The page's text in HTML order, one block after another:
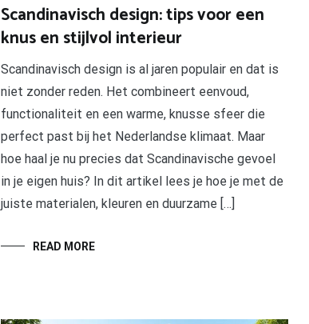
Scandinavisch design: tips voor een
knus en stijlvol interieur
Scandinavisch design is al jaren populair en dat is
niet zonder reden. Het combineert eenvoud,
functionaliteit en een warme, knusse sfeer die
perfect past bij het Nederlandse klimaat. Maar
hoe haal je nu precies dat Scandinavische gevoel
in je eigen huis? In dit artikel lees je hoe je met de
juiste materialen, kleuren en duurzame […]
READ MORE